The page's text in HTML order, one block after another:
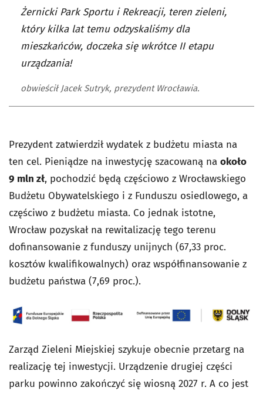
Żernicki Park Sportu i Rekreacji, teren zieleni,
który kilka lat temu odzyskaliśmy dla
mieszkańców, doczeka się wkrótce II etapu
urządzania!
obwieścił Jacek Sutryk, prezydent Wrocławia.
Prezydent zatwierdził wydatek z budżetu miasta na
ten cel. Pieniądze na inwestycję szacowaną na około
9 mln zł, pochodzić będą częściowo z Wrocławskiego
Budżetu Obywatelskiego i z Funduszu osiedlowego, a
częściwo z budżetu miasta. Co jednak istotne,
Wrocław pozyskał na rewitalizację tego terenu
dofinansowanie z funduszy unijnych (67,33 proc.
kosztów kwalifikowalnych) oraz współfinansowanie z
budżetu państwa (7,69 proc.).
Zarząd Zieleni Miejskiej szykuje obecnie przetarg na
realizację tej inwestycji. Urządzenie drugiej części
parku powinno zakończyć się wiosną 2027 r. A co jest